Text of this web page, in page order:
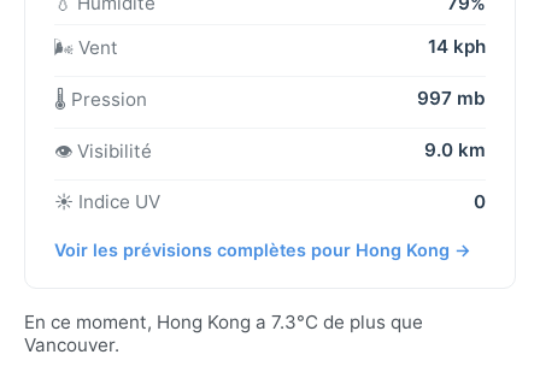
🌬️ Vent
14 kph
🌡️ Pression 997 mb
👁️ Visibilité 9.0 km
☀️ Indice UV 0
Voir les prévisions complètes pour Hong Kong →
En ce moment, Hong Kong a 7.3°C de plus que
Vancouver.